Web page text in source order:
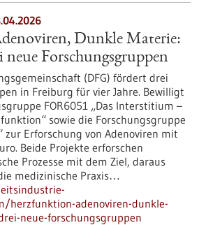
Dunkle Materie:
Forschungsgruppen
(DFG) fördert drei
in Freiburg für vier Jahre. Bewilligt
FOR6051 „Das Interstitium –
sowie die Forschungsgruppe
zur Erforschung von Adenoviren mit
Beide Projekte erforschen
Prozesse mit dem Ziel, daraus
medizinische Praxis…
herzfunktion-adenoviren-dunkle-
neue-forschungsgruppen